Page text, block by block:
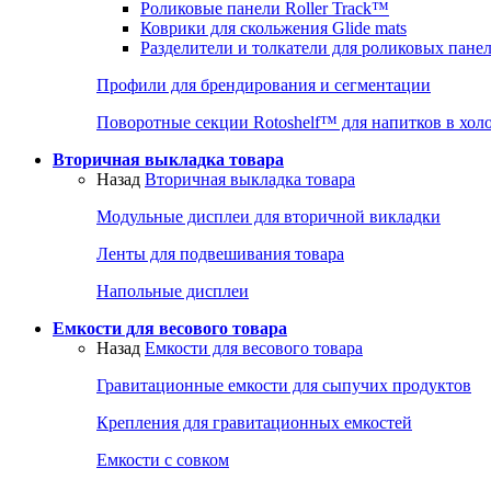
Роликовые панели Roller Track™
Коврики для скольжения Glide mats
Разделители и толкатели для роликовых
Профили для брендирования и сегментации
Поворотные секции Rotoshelf™ для напитков в
Вторичная выкладка товара
Назад Вторичная выкладка товара
Модульные дисплеи для вторичной викладки
Ленты для подвешивания товара
Напольные дисплеи
Емкости для весового товара
Назад Емкости для весового товара
Гравитационные емкости для сыпучих продуктов
Крепления для гравитационных емкостей
Емкости с совком